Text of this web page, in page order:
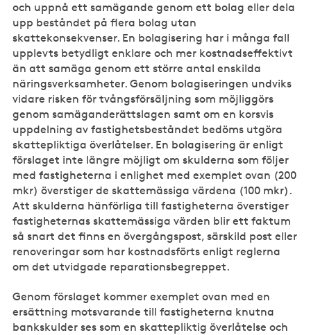
och uppnå ett samägande genom ett bolag eller dela
upp beståndet på flera bolag utan
skattekonsekvenser. En bolagisering har i många fall
upplevts betydligt enklare och mer kostnadseffektivt
än att samäga genom ett större antal enskilda
näringsverksamheter. Genom bolagiseringen undviks
vidare risken för tvångsförsäljning som möjliggörs
genom samäganderättslagen samt om en korsvis
uppdelning av fastighetsbeståndet bedöms utgöra
skattepliktiga överlåtelser. En bolagisering är enligt
förslaget inte längre möjligt om skulderna som följer
med fastigheterna i enlighet med exemplet ovan (200
mkr) överstiger de skattemässiga värdena (100 mkr).
Att skulderna hänförliga till fastigheterna överstiger
fastigheternas skattemässiga värden blir ett faktum
så snart det finns en övergångspost, särskild post eller
renoveringar som har kostnadsförts enligt reglerna
om det utvidgade reparationsbegreppet.
Genom förslaget kommer exemplet ovan med en
ersättning motsvarande till fastigheterna knutna
bankskulder ses som en skattepliktig överlåtelse och